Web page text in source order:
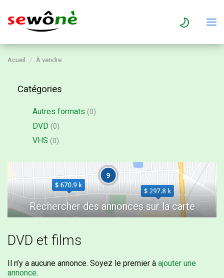
Acueil À vendre
Catégories
Autres formats (0)
DVD (0)
VHS (0)
DVD et films
Il n’y a aucune annonce. Soyez le premier à ajouter une
annonce.